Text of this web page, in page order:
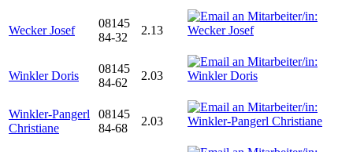
Wecker Josef
08145
84-32
2.13
Winkler Doris
08145
84-62
2.03
Winkler-Pangerl
Christiane
08145
84-68
2.03